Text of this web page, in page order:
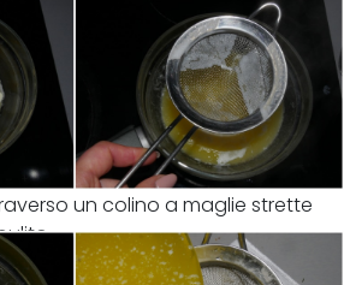
un colino a maglie strette